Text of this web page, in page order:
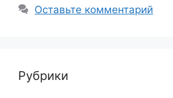
Оставьте комментарий
Рубрики